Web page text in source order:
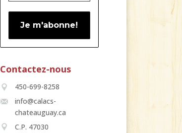
Contactez-nous
450-699-8258
info@calacs-
chateauguay.ca
C.P. 47030